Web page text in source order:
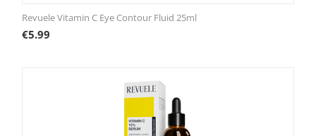
Revuele Vitamin C Eye Contour Fluid 25ml
€5.99